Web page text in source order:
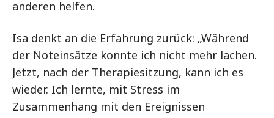
anderen helfen.
Isa denkt an die Erfahrung zurück: „Während
der Noteinsätze konnte ich nicht mehr lachen.
Jetzt, nach der Therapiesitzung, kann ich es
wieder. Ich lernte, mit Stress im
Zusammenhang mit den Ereignissen